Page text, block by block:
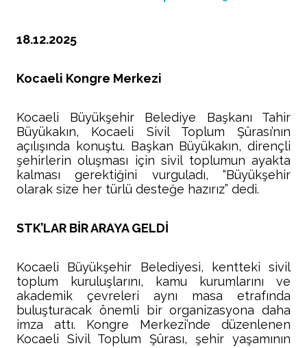
18.12.2025
Kocaeli Kongre Merkezi
Kocaeli Büyükşehir Belediye Başkanı Tahir
Büyükakın, Kocaeli Sivil Toplum Şûrası’nın
açılışında konuştu. Başkan Büyükakın, dirençli
şehirlerin oluşması için sivil toplumun ayakta
kalması gerektiğini vurguladı, “Büyükşehir
olarak size her türlü desteğe hazırız” dedi.
STK’LAR BİR ARAYA GELDİ
Kocaeli Büyükşehir Belediyesi, kentteki sivil
toplum kuruluşlarını, kamu kurumlarını ve
akademik çevreleri aynı masa etrafında
buluşturacak önemli bir organizasyona daha
imza attı. Kongre Merkezi’nde düzenlenen
Kocaeli Sivil Toplum Şûrası, şehir yaşamının